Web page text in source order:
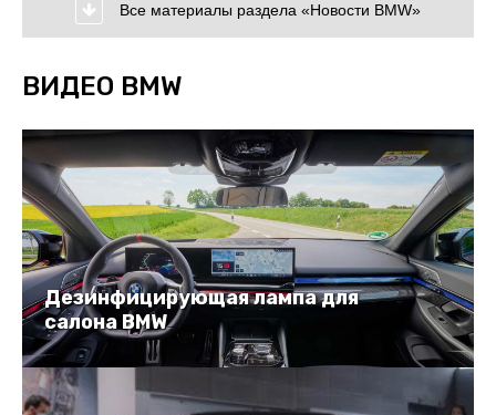
Все материалы раздела «Новости BMW»
ВИДЕО BMW
Дезинфицирующая лампа для
салона BMW